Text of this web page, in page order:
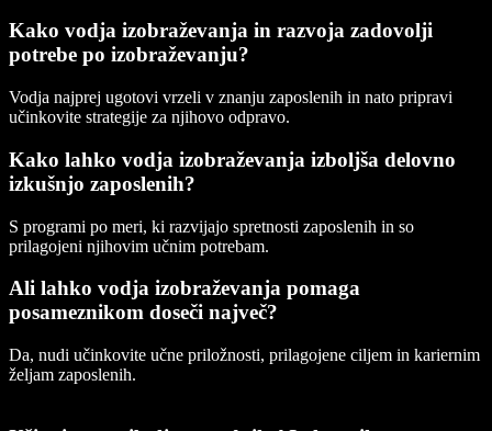
Kako vodja izobraževanja in razvoja zadovolji
potrebe po izobraževanju?
Vodja najprej ugotovi vrzeli v znanju zaposlenih in nato pripravi
učinkovite strategije za njihovo odpravo.
Kako lahko vodja izobraževanja izboljša delovno
izkušnjo zaposlenih?
S programi po meri, ki razvijajo spretnosti zaposlenih in so
prilagojeni njihovim učnim potrebam.
Ali lahko vodja izobraževanja pomaga
posameznikom doseči največ?
Da, nudi učinkovite učne priložnosti, prilagojene ciljem in kariernim
željam zaposlenih.